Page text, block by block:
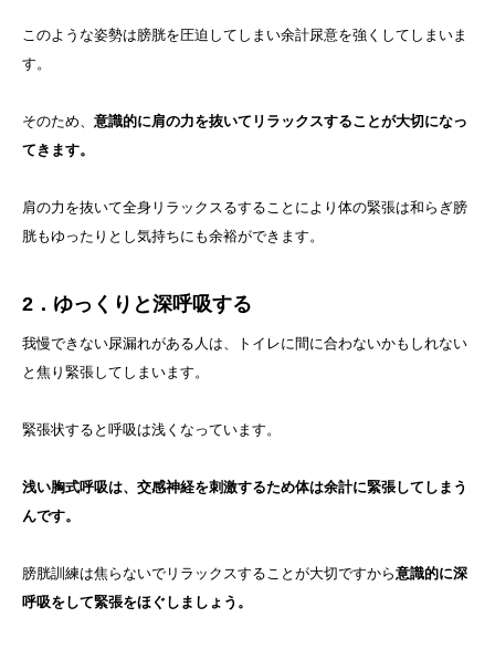
このような姿勢は膀胱を圧迫してしまい余計尿意を強くしてしまいま
す。
そのため、 意識的に肩の力を抜いてリラックスすることが大切になっ
てきます。
肩の力を抜いて全身リラックスるすることにより体の緊張は和らぎ膀
胱もゆったりとし気持ちにも余裕ができます。
2．ゆっくりと深呼吸する
我慢できない尿漏れがある人は、トイレに間に合わないかもしれない
と焦り緊張してしまいます。
緊張状すると呼吸は浅くなっています。
浅い胸式呼吸は、交感神経を刺激するため体は余計に緊張してしまう
んです。
膀胱訓練は焦らないでリラックスすることが大切ですから意識的に深
呼吸をして緊張をほぐしましょう。